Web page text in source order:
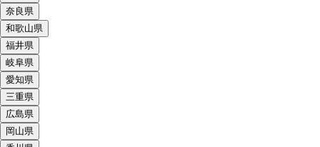
奈良県
和歌山県
福井県
岐阜県
愛知県
三重県
広島県
岡山県